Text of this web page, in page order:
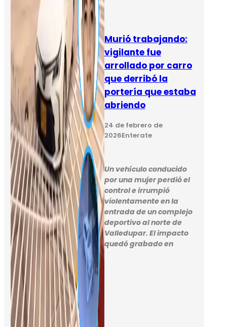
Murió trabajando:
vigilante fue
arrollado por carro
que derribó la
portería que estaba
abriendo
24 de febrero de
2026Enterate
Un vehículo conducido
por una mujer perdió el
control e irrumpió
violentamente en la
entrada de un complejo
deportivo al norte de
Valledupar. El impacto
quedó grabado en